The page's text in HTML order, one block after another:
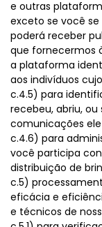
e outras
exceto se você
poderá receber
que fornecermos
a plataforma
aos indivíduos
c.4.5) para
recebeu, abriu,
comunicações
c.4.6) para
você participa
distribuição de
c.5)
eficácia e
e técnicos de